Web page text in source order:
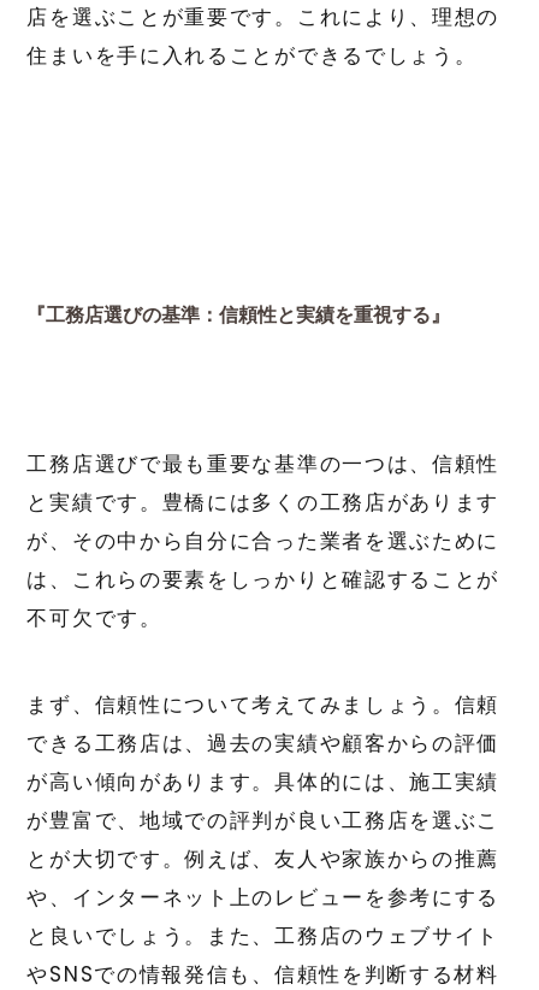
店を選ぶことが重要です。これにより、理想の
住まいを手に入れることができるでしょう。
『工務店選びの基準：信頼性と実績を重視する』
工務店選びで最も重要な基準の一つは、信頼性
と実績です。豊橋には多くの工務店があります
が、その中から自分に合った業者を選ぶために
は、これらの要素をしっかりと確認することが
不可欠です。
まず、信頼性について考えてみましょう。信頼
できる工務店は、過去の実績や顧客からの評価
が高い傾向があります。具体的には、施工実績
が豊富で、地域での評判が良い工務店を選ぶこ
とが大切です。例えば、友人や家族からの推薦
や、インターネット上のレビューを参考にする
と良いでしょう。また、工務店のウェブサイト
やSNSでの情報発信も、信頼性を判断する材料